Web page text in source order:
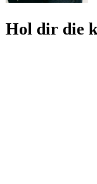
Hol dir die